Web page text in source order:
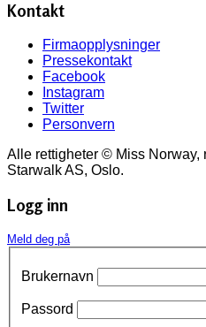
Kontakt
Firmaopplysninger
Pressekontakt
Facebook
Instagram
Twitter
Personvern
Alle rettigheter © Miss Norway,
Starwalk AS, Oslo.
Logg inn
Meld deg på
Brukernavn
Passord